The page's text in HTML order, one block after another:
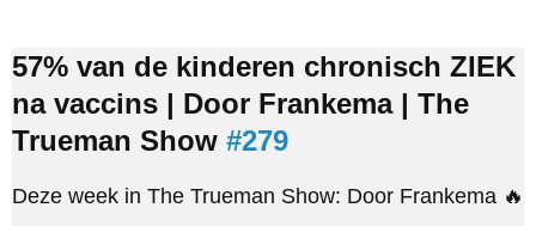
57% van de kinderen chronisch ZIEK
na vaccins | Door Frankema | The
Trueman Show #279
Deze week in The Trueman Show: Door Frankema 🔥